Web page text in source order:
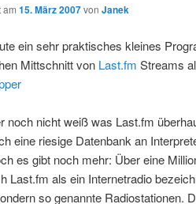
am15. März 2007 vonJanek
ein sehr praktisches kleines
Mittschnitt von Last.fm Streams
noch nicht weiß was Last.fm
eine riesige Datenbank an
es gibt noch mehr: Über eine
Last.fm als ein Internetradio
so genannte Radiostationen.